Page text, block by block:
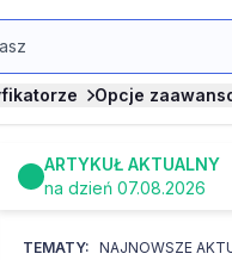
Opcje
ARTYKUŁ AKTUALNY
na dzień 07.08.2026
TEMATY: NAJNOWSZE